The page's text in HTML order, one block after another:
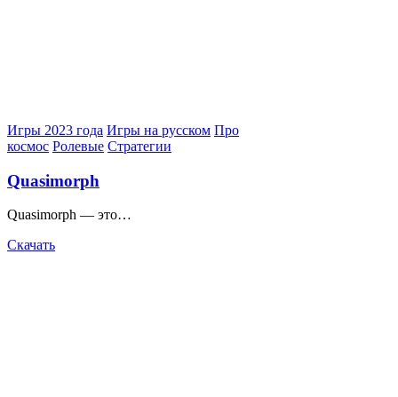
Posted
in
Игры 2023 года Игры на русском Про
космос Ролевые Стратегии
Quasimorph
Quasimorph — это…
Скачать